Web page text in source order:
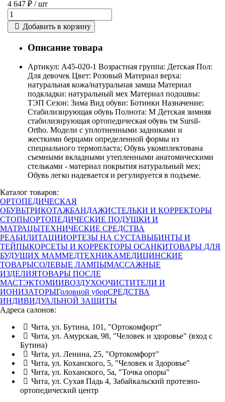
4 647 ₽ /шт
Добавить в корзину
Описание товара
Артикул: A45-020-1 Возрастная группа: Детская Пол:
Для девочек Цвет: Розовый Материал верха:
натуральная кожа/натуральная замша Материал
подкладки: натуральный мех Материал подошвы:
ТЭП Сезон: Зима Вид обуви: Ботинки Назначение:
Стабилизирующая обувь Полнота: M Детская зимняя
стабилизирующая ортопедическая обувь тм Sursil-
Ortho. Модели с уплотненными задниками и
жесткими берцами определенной формы из
специального термопласта; Обувь укомплектована
съемными вкладными утепленными анатомическими
стельками - материал покрытия натуральный мех;
Обувь легко надевается и регулируется в подъеме.
Каталог товаров:
ОРТОПЕДИЧЕСКАЯ
ОБУВЬТРИКОТАЖБАНДАЖИСТЕЛЬКИ И КОРРЕКТОРЫ
СТОПЫОРТОПЕДИЧЕСКИЕ ПОДУШКИ И
МАТРАЦЫТЕХНИЧЕСКИЕ СРЕДСТВА
РЕАБИЛИТАЦИИОРТЕЗЫ НА СУСТАВЫБИНТЫ И
ТЕЙПЫКОРСЕТЫ И КОРРЕКТОРЫ ОСАНКИТОВАРЫ ДЛЯ
БУДУЩИХ МАММЕДТЕХНИКАМЕДИЦИНСКИЕ
ТОВАРЫСОЛЕВЫЕ ЛАМПЫМАССАЖНЫЕ
ИЗДЕЛИЯТОВАРЫ ПОСЛЕ
МАСТЭКТОМИИВОЗДУХООЧИСТИТЕЛИ И
ИОНИЗАТОРЫГоловной уборСРЕДСТВА
ИНДИВИДУАЛЬНОЙ ЗАЩИТЫ
Адреса салонов:
Чита, ул. Бутина, 101, "Ортокомфорт"
Чита, ул. Амурская, 98, "Человек и здоровье" (вход с
Бутина)
Чита, ул. Ленина, 25, "Ортокомфорт"
Чита, ул. Коханского, 5, "Человек и Здоровье"
Чита, ул. Коханского, 5а, "Точка опоры"
Чита, ул. Сухая Падь 4, Забайкальский протезно-
ортопедический центр